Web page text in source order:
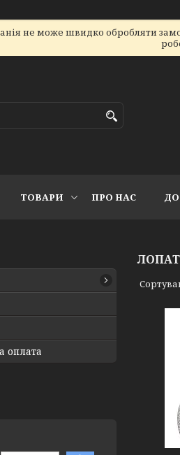
не може швидко обробляти
ТОВАРИ ПРО НАС
оплата